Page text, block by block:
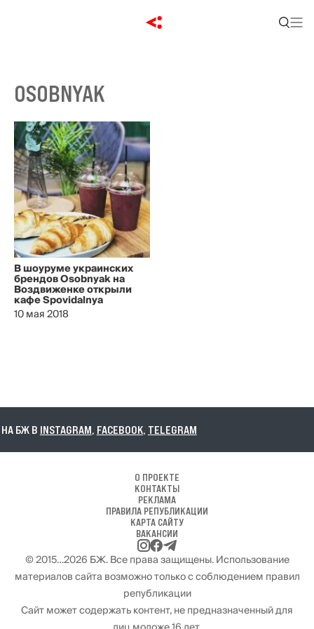
OSOBNYAK
В шоуруме украинских
брендов Osobnyak на
Воздвиженке открыли
кафе Spovidalnya
10 мая 2018
БЖ ВINSTAGRAM,FACEBOOK,TELEGRAM
О ПРОЕКТЕ
КОНТАКТЫ
РЕКЛАМА
ПРАВИЛА РЕПУБЛИКАЦИИ
КАРТА САЙТУ
ВАКАНСИИ
© 2015…2026 БЖ. Все права защищены. Использование
материалов сайта возможно только с соблюдением правил
републикации
Сайт может содержать контент, не предназначенный для